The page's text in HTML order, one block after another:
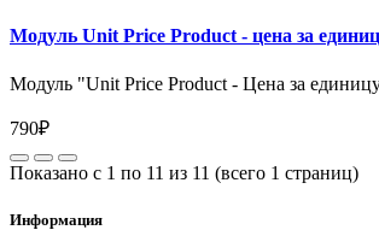
Модуль Unit Price Product - цена за
Модуль "Unit Price Product - Цена за
790₽
Показано с 1 по 11 из 11 (всего 1 страниц)
Информация